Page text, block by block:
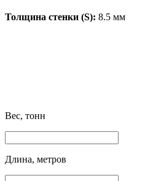
Толщина стенки (S): 8.5 мм
Вес, тонн
Длина, метров